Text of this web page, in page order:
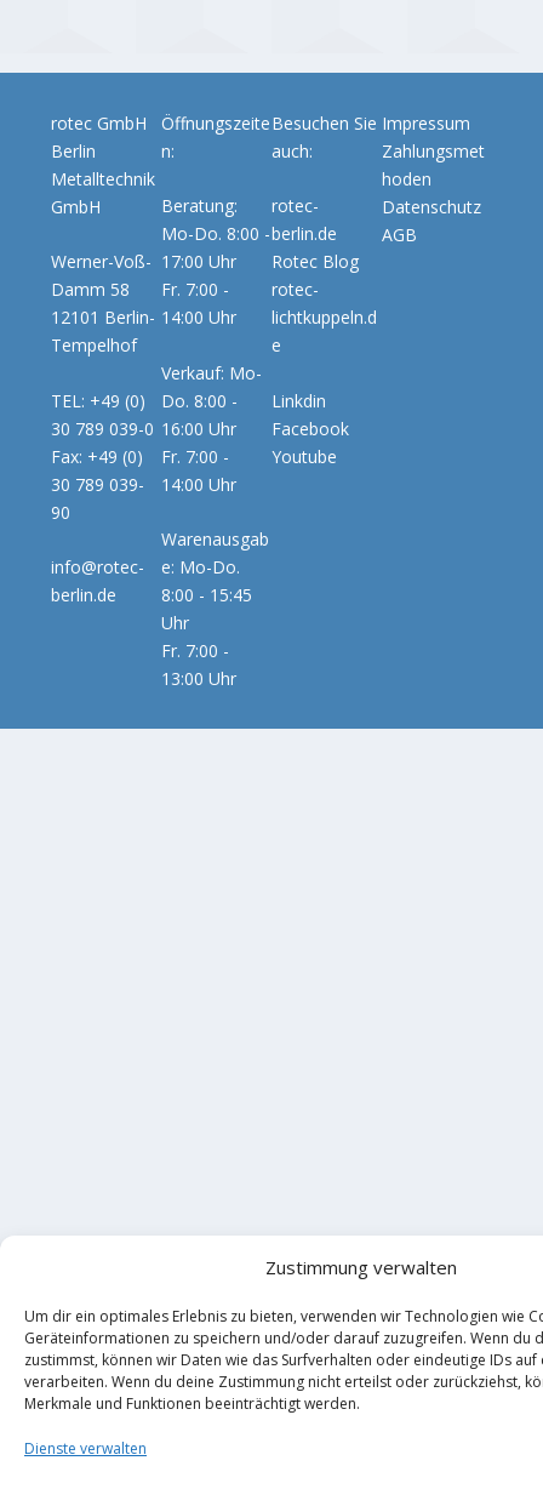
Zustimmung verwalten
Um dir ein optimales Erlebnis zu bieten, verwenden wir Technologien wie
Geräteinformationen zu speichern und/oder darauf zuzugreifen. Wenn du
zustimmst, können wir Daten wie das Surfverhalten oder eindeutige IDs
verarbeiten. Wenn du deine Zustimmung nicht erteilst oder zurückziehst,
Merkmale und Funktionen beeinträchtigt werden.
Dienste verwalten
rotec GmbH
Berlin
Metalltechnik
GmbH
Werner-Voß-
Damm 58
12101 Berlin-
Tempelhof
TEL: +49 (0)
30 789 039-0
Fax: +49 (0)
30 789 039-
90
info@rotec-
berlin.de
Öffnungszeite
n:
Beratung:
Mo-Do. 8:00 -
17:00 Uhr
Fr. 7:00 -
14:00 Uhr
Verkauf: Mo-
Do. 8:00 -
16:00 Uhr
Fr. 7:00 -
14:00 Uhr
Warenausgab
e: Mo-Do.
8:00 - 15:45
Uhr
Fr. 7:00 -
13:00 Uhr
Besuchen Sie
auch:
rotec-
berlin.de
Rotec Blog
rotec-
lichtkuppeln.d
e
Linkdin
Facebook
Youtube
Impressum
Zahlungsmet
hoden
Datenschutz
AGB